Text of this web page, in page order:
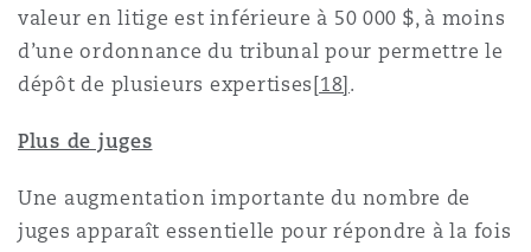
valeur en litige est inférieure à 50 000 $, à moins
d’une ordonnance du tribunal pour permettre le
dépôt de plusieurs expertises [18] .
Plus de juges
Une augmentation importante du nombre de
juges apparaît essentielle pour répondre à la fois